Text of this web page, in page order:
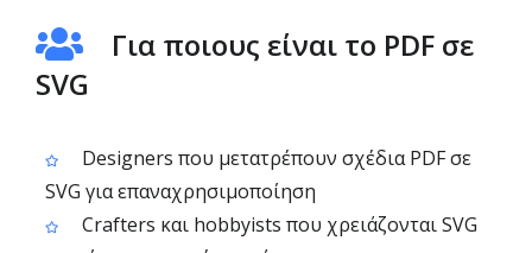
Για ποιους είναι το PDF σε
SVG
Designers που μετατρέπουν σχέδια PDF σε
SVG για επαναχρησιμοποίηση
Crafters και hobbyists που χρειάζονται SVG